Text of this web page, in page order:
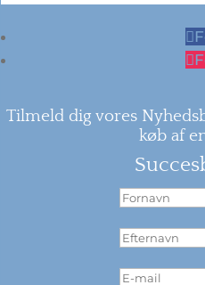
Tilmeld dig vores
køb af